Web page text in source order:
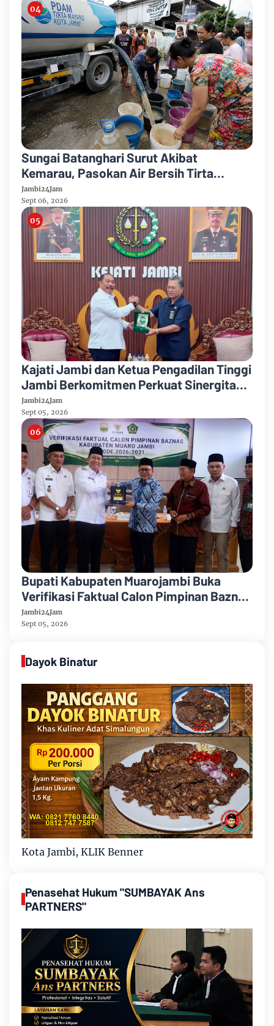
Sungai Batanghari Surut Akibat
Kemarau, Pasokan Air Bersih Tirta
Mayang Jambi Keruh
Jambi24Jam
Sept 06, 2026
Kajati Jambi dan Ketua Pengadilan Tinggi
Jambi Berkomitmen Perkuat Sinergitas
Penegakan Hukum
Jambi24Jam
Sept 05, 2026
Bupati Kabupaten Muarojambi Buka
Verifikasi Faktual Calon Pimpinan Baznas
Tahun 2026-2031
Jambi24Jam
Sept 05, 2026
Dayok Binatur
Kota Jambi, KLIK Benner
Penasehat Hukum "SUMBAYAK Ans
PARTNERS"